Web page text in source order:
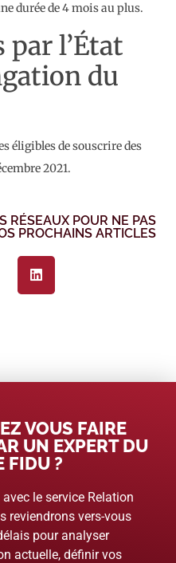
durée de 4 mois au plus.
par l’État
du
éligibles de souscrire des
2021.
RÉSEAUX POUR NE PAS
PROCHAINS ARTICLES
VOUS FAIRE
UN EXPERT DU
FIDU ?
le service Relation
reviendrons vers-vous
pour analyser
actuelle, définir vos